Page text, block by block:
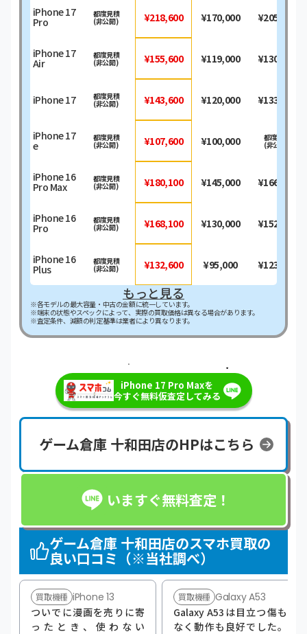
iPhone 17
Pro
iPhone 17
Air
iPhone 17
iPhone 17
e
iPhone 16
Pro Max
iPhone 16
Pro
iPhone 16
Plus
都度見積
(非公開)
都度見積
(非公開)
都度見積
(非公開)
都度見積
(非公開)
都度見積
(非公開)
都度見積
(非公開)
都度見積
(非公開)
¥218,600
¥155,600
¥143,600
¥107,600
¥180,100
¥168,100
¥132,600
¥170,000
¥119,000
¥120,000
¥100,000
¥145,000
¥130,000
¥95,000
¥205,200
¥130,100
¥133,900
都度見積
(非公開)
¥166,200
¥152,000
¥123,500
もっと見る
※各モデルの最大容量・中古の金額に統一しています。
※端末の状態やスペックによって、実際の買取価格は異なる場合があります。
※査定条件、減額の判定基準は業者により異なります。
＼最短即日・現金で振り込み！／
iPhone 17 Pro Maxを
今すぐ無料仮査定してみる
ゲーム倉庫 十和田店のHPはこちら
いますぐ無料査定！
ゲーム倉庫 十和田店のスマホ買取の
良い口コミ（※当社調べ）
買取機種 iPhone 13
ついでに漫画を売りに寄
ったとき、使わない
買取機種 Galaxy A53
Galaxy A53は目立つ傷も
なく動作も良好でした。